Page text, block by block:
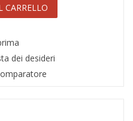
CARRELLO
dei desideri